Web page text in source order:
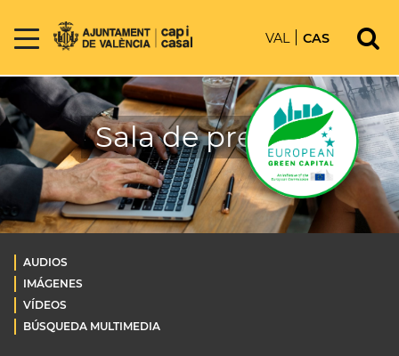
VAL CAS
Sala de prensa
AUDIOS
IMÁGENES
VÍDEOS
BÚSQUEDA MULTIMEDIA